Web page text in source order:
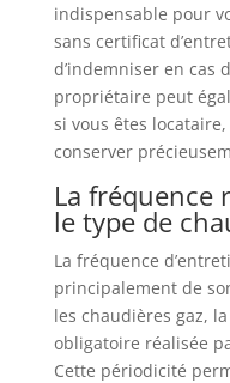
indispensable pour
sans certificat
d’indemniser en cas
propriétaire peut
si vous êtes
conserver
La fréquence
le type de
La fréquence
principalement de
les chaudières gaz,
obligatoire réalisée
Cette périodicité